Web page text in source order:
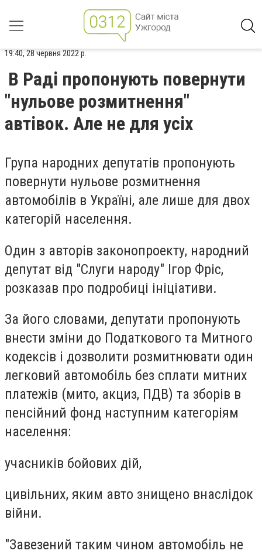
19:40, 28 червня 2022 р.
В Раді пропонують повернути
"нульове розмитнення"
автівок. Але не для усіх
Група народних депутатів пропонують
повернути нульове розмитнення
автомобілів в Україні, але лише для двох
категорій населення.
Один з авторів законопроекту, народний
депутат від "Слуги народу" Ігор Фріс,
розказав про подробиці ініціативи.
За його словами, депутати пропонують
внести зміни до Податкового та Митного
кодексів і дозволити розмитнювати один
легковий автомобіль без сплати митних
платежів (мито, акциз, ПДВ) та зборів в
пенсійний фонд наступним категоріям
населення:
учасників бойових дій,
цивільних, яким авто знищено внаслідок
війни.
"Завезений таким чином автомобіль не